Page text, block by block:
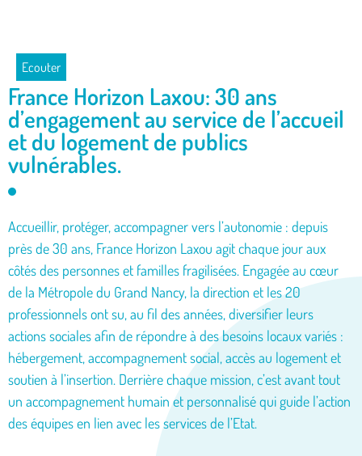
Ecouter
France Horizon Laxou: 30 ans
d’engagement au service de l’accueil
et du logement de publics
vulnérables.
Accueillir, protéger, accompagner vers l’autonomie : depuis
près de 30 ans, France Horizon Laxou agit chaque jour aux
côtés des personnes et familles fragilisées. Engagée au cœur
de la Métropole du Grand Nancy, la direction et les 20
professionnels ont su, au fil des années, diversifier leurs
actions sociales afin de répondre à des besoins locaux variés :
hébergement, accompagnement social, accès au logement et
soutien à l’insertion. Derrière chaque mission, c’est avant tout
un accompagnement humain et personnalisé qui guide l’action
des équipes en lien avec les services de l’Etat.